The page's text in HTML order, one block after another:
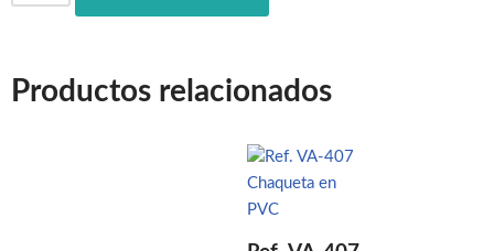
Productos relacionados